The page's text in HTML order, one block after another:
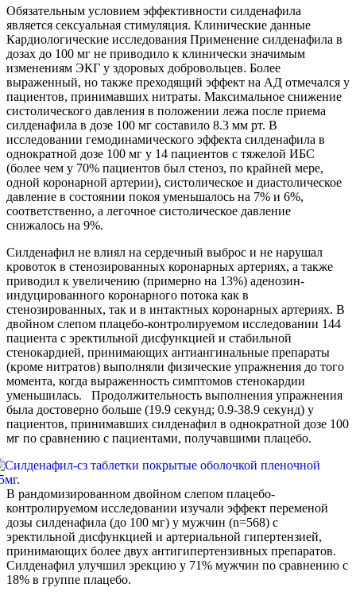
Обязательным условием эффективности силденафила
является сексуальная стимуляция. Клинические данные
Кардиологические исследования Применение силденафила в
дозах до 100 мг не приводило к клинически значимым
изменениям ЭКГ у здоровых добровольцев. Более
выраженный, но также преходящий эффект на АД отмечался у
пациентов, принимавших нитраты. Максимальное снижение
систолического давления в положении лежа после приема
силденафила в дозе 100 мг составило 8.3 мм рт. В
исследовании гемодинамического эффекта силденафила в
однократной дозе 100 мг у 14 пациентов с тяжелой ИБС
(более чем у 70% пациентов был стеноз, по крайней мере,
одной коронарной артерии), систолическое и диастолическое
давление в состоянии покоя уменьшалось на 7% и 6%,
соответственно, а легочное систолическое давление
снижалось на 9%.
Силденафил не влиял на сердечный выброс и не нарушал
кровоток в стенозированных коронарных артериях, а также
приводил к увеличению (примерно на 13%) аденозин-
индуцированного коронарного потока как в
стенозированных, так и в интактных коронарных артериях. В
двойном слепом плацебо-контролируемом исследовании 144
пациента с эректильной дисфункцией и стабильной
стенокардией, принимающих антиангинальные препараты
(кроме нитратов) выполняли физические упражнения до того
момента, когда выраженность симптомов стенокардии
уменьшилась. Продолжительность выполнения упражнения
была достоверно больше (19.9 секунд; 0.9-38.9 секунд) у
пациентов, принимавших силденафил в однократной дозе 100
мг по сравнению с пациентами, получавшими плацебо.
В рандомизированном двойном слепом плацебо-
контролируемом исследовании изучали эффект переменой
дозы силденафила (до 100 мг) у мужчин (n=568) с
эректильной дисфункцией и артериальной гипертензией,
принимающих более двух антигипертензивных препаратов.
Силденафил улучшил эрекцию у 71% мужчин по сравнению с
18% в группе плацебо.